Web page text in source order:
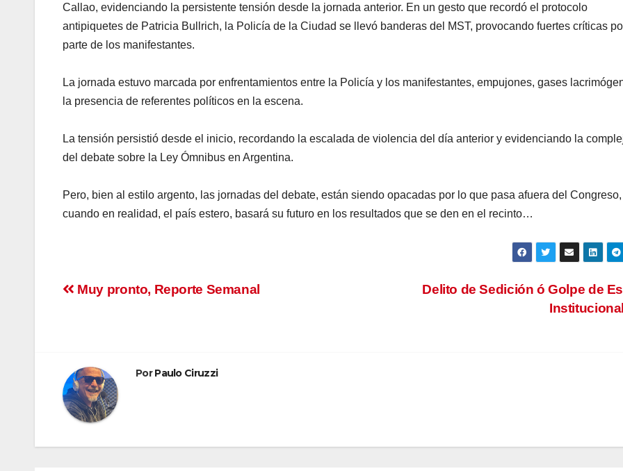
Callao, evidenciando la persistente tensión desde la jornada anterior. En un gesto que recordó el protocolo
antipiquetes de Patricia Bullrich, la Policía de la Ciudad se llevó banderas del MST, provocando fuertes críticas
parte de los manifestantes.
La jornada estuvo marcada por enfrentamientos entre la Policía y los manifestantes, empujones, gases
la presencia de referentes políticos en la escena.
La tensión persistió desde el inicio, recordando la escalada de violencia del día anterior y evidenciando la
del debate sobre la Ley Ómnibus en Argentina.
Pero, bien al estilo argento, las jornadas del debate, están siendo opacadas por lo que pasa afuera del Congreso,
cuando en realidad, el país estero, basará su futuro en los resultados que se den en el recinto…
Navegación
Delito de Sedición ó Golpe de
Muy pronto, Reporte Semanal
PorPaulo Ciruzzi